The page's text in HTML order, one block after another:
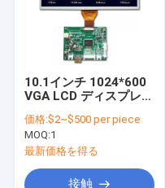
10.1インチ 1024*600
VGA LCD ディスプレイ
価格:$2~$500 per piece
MOQ:1
最新価格を得る
接触